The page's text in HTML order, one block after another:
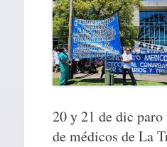
20 y 21 de dic
de médicos de La